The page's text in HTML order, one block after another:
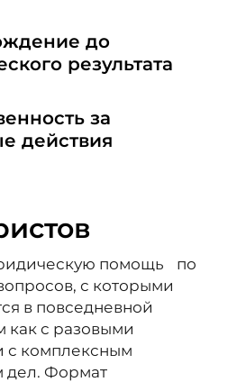
до
результата
за
действия
помощь по
с которыми
в повседневной
с разовыми
с комплексным
дел. Формат